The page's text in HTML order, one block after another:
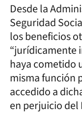
Desde la
Seguridad
los beneficios
“jurídicamente
haya cometido
misma función
accedido a
en perjuicio del